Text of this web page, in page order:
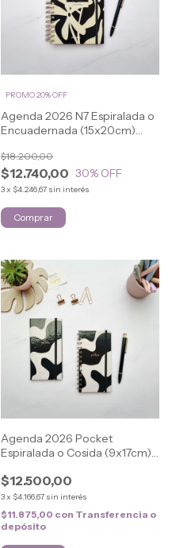
Agenda 2026 N7 Espiralada o
Encuadernada (15x20cm)
$12.740,00
$18.200,00
30% OFF
3x $4.246,67 sin interés
PROMO 20% OFF
Comprar
Agenda 2026 Pocket
Espiralada o Cosida (9x17cm)
$12.500,00
3x $4.166,67 sin interés
$11.875,00 con Transferencia o
depósito